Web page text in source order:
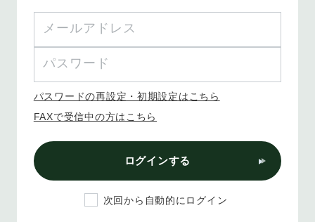
パスワードの再設定・初期設定はこちら
FAXで受信中の方はこちら
ログインする
次回から自動的にログイン